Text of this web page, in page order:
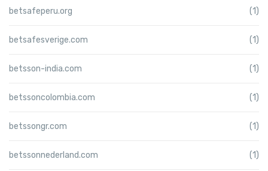
betsafeperu.org (1)
betsafesverige.com (1)
betsson-india.com (1)
betssoncolombia.com (1)
betssongr.com (1)
betssonnederland.com (1)